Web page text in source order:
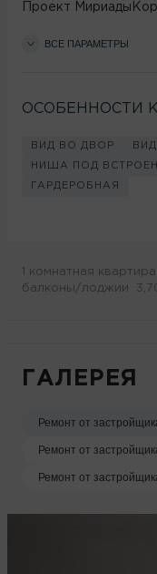
Проект Мириады
ВСЕ ПАРАМЕТРЫ
ОСОБЕННОСТИ
ВИД ВО ДВОР
НИША ПОД
ГАРДЕРОБНАЯ
1 комнатная
балконы/лоджии
ГАЛЕРЕЯ
Ремонт от
Ремонт от
Ремонт от